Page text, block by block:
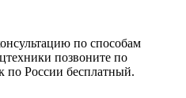
по способам
позвоните по
по России бесплатный.